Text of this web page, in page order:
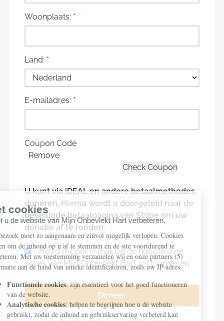
Woonplaats: *
Land: *
E-mailadres: *
Coupon Code
Remove
U kunt via iDEAL en andere betaalmethodes
doneren. Hierna wordt u doorgeleid naar de
beveiligde betaalpagina van Stripe om uw
donatie af te ronden.
Houd mij per e-mail op de hoogte over
acties van Mijn Onbevlekt Hart zal triomferen
Doneer